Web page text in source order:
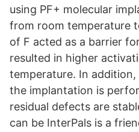
using PF+ molecular
from room temperature
of F acted as a barrier
resulted in higher
temperature. In
the implantation is
residual defects are
can be InterPals is a